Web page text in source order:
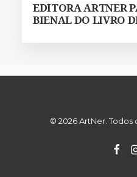
EDITORA ARTNER
BIENAL DO LIVRO
© 2026 ArtNer. Todos